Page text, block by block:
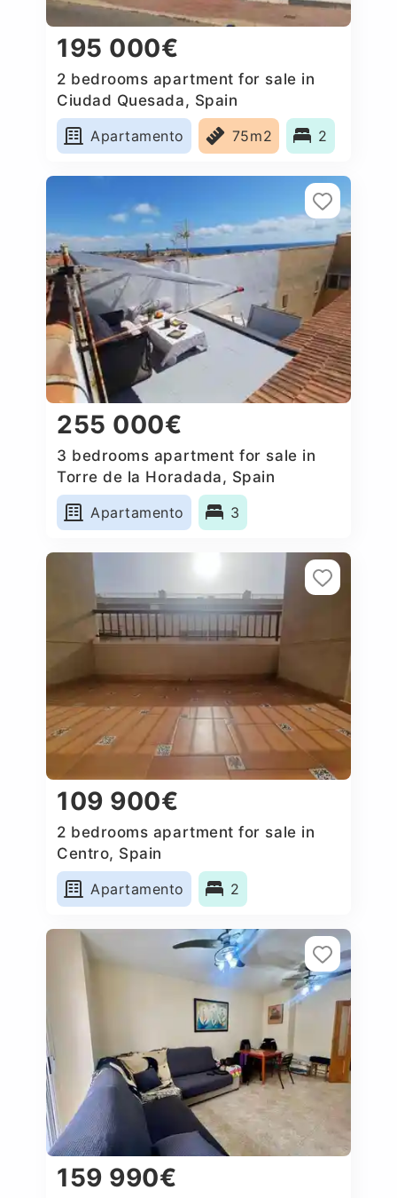
195 000€
2 bedrooms apartment for sale in
Ciudad Quesada, Spain
Apartamento
75m2 2
255 000€
3 bedrooms apartment for sale in
Torre de la Horadada, Spain
Apartamento
3
109 900€
2 bedrooms apartment for sale in
Centro, Spain
Apartamento
2
159 990€